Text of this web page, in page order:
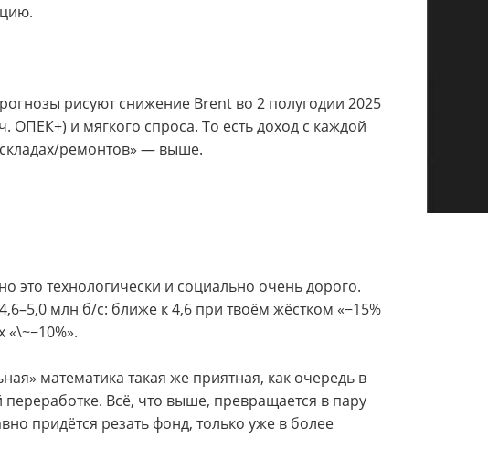
рисуют снижение Brent во 2 полугодии 2025
ОПЕК+) и мягкого спроса. То есть доход с каждой
ремонтов» — выше.
это технологически и социально очень дорого.
млн б/с: ближе к 4,6 при твоём жёстком «−15%
математика такая же приятная, как очередь в
Всё, что выше, превращается в пару
придётся резать фонд, только уже в более